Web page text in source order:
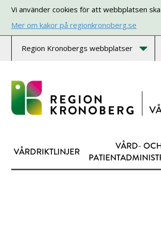
Vi använder cookies för att webbplatsen
Mer om kakor på regionkronoberg.se
Region Kronobergs webbplatser
VÅRDRIKTLINJER
VÅRD-